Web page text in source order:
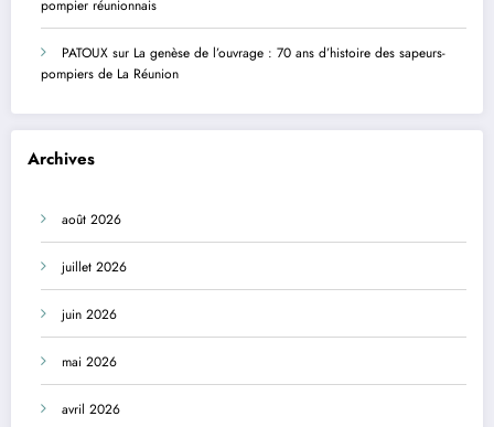
pompier réunionnais
PATOUX sur La genèse de l’ouvrage : 70 ans d’histoire des sapeurs-
pompiers de La Réunion
Archives
août 2026
juillet 2026
juin 2026
mai 2026
avril 2026